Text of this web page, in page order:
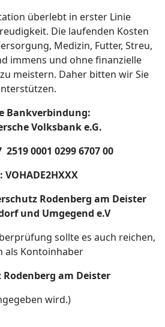
überlebt in erster Linie
Die laufenden Kosten
Medizin, Futter, Streu,
immens und ohne finanzielle
meistern. Daher bitten wir Sie
Bankverbindung:
Volksbank e.G.
2519 0001 0299 6707 00
VOHADE2HXXX
Rodenberg am Deister
und Umgegend e.V
sollte es auch reichen,
als Kontoinhaber
am Deister
wird.)